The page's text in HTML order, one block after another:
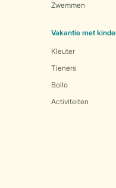
Zwemmen
Vakantie met
Kleuter
Tieners
Bollo
Activiteiten